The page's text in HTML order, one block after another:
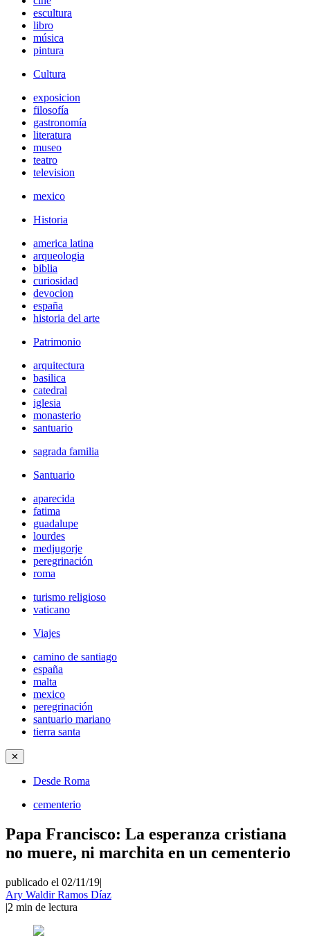
escultura
libro
música
pintura
Cultura
exposicion
filosofía
gastronomía
literatura
museo
teatro
television
mexico
Historia
america latina
arqueologia
biblia
curiosidad
devocion
españa
historia del arte
Patrimonio
arquitectura
basilica
catedral
iglesia
monasterio
santuario
sagrada familia
Santuario
aparecida
fatima
guadalupe
lourdes
medjugorje
peregrinación
roma
turismo religioso
vaticano
Viajes
camino de santiago
españa
malta
mexico
peregrinación
santuario mariano
tierra santa
✕
Desde Roma
cementerio
Papa Francisco: La esperanza cristiana
no muere, ni marchita en un cementerio
publicado el 02/11/19|
Ary Waldir Ramos Díaz
|2 min de lectura